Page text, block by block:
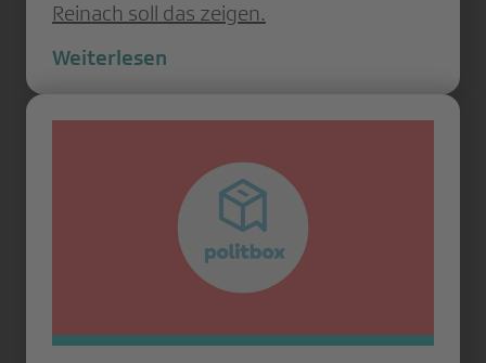
Reinach soll das zeigen.
Weiterlesen